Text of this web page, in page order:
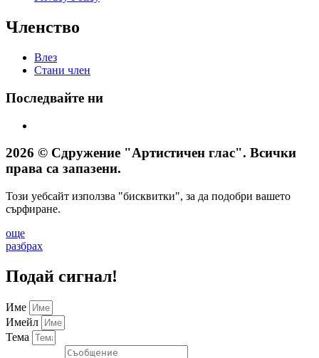
Членство
Влез
Стани член
Последвайте ни
2026 © Сдружение "Артистичен глас". Всички
права са запазени.
Този уебсайт използва "бисквитки", за да подобри вашето
сърфиране.
още
разбрах
Подай сигнал!
Име
Имейл
Тема